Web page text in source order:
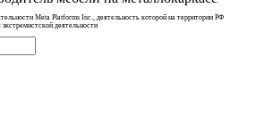
Meta Platforms Inc., деятельность которой на территории РФ
деятельности